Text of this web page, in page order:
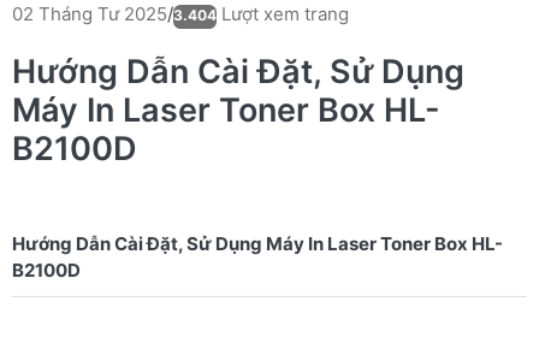
02 Tháng Tư 2025/3.404 Lượt xem trang
Hướng Dẫn Cài Đặt, Sử Dụng
Máy In Laser Toner Box HL-
B2100D
Hướng Dẫn Cài Đặt, Sử Dụng Máy In Laser Toner Box HL-